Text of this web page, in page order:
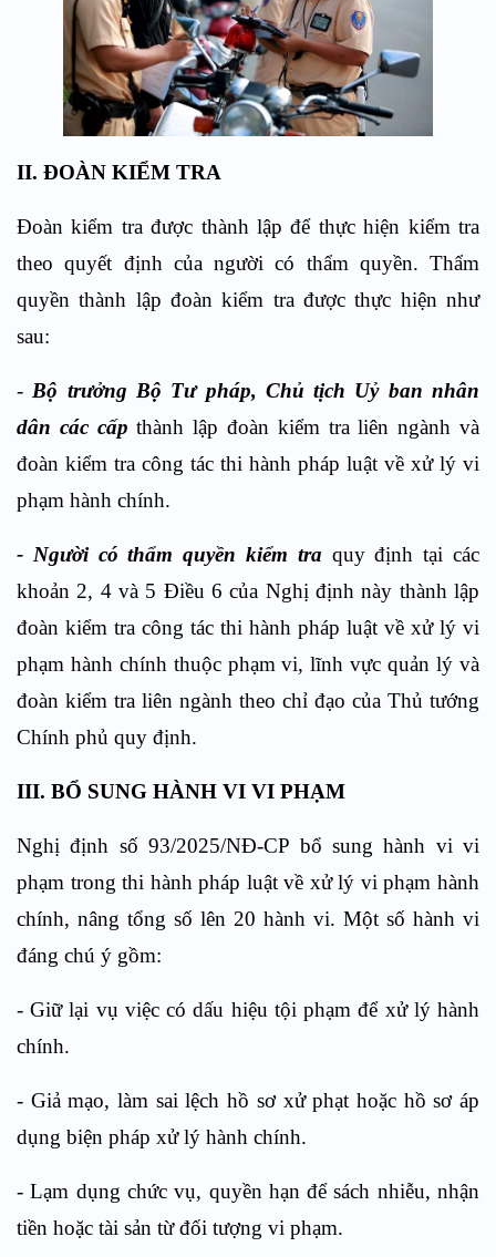
II. ĐOÀN KIỂM TRA
Đoàn kiểm tra được thành lập để thực hiện kiểm tra
theo quyết định của người có thẩm quyền. Thẩm
quyền thành lập đoàn kiểm tra được thực hiện như
sau:​
- Bộ trưởng Bộ Tư pháp, Chủ tịch Uỷ ban nhân
dân các cấpthành lập đoàn kiểm tra liên ngành và
đoàn kiểm tra công tác thi hành pháp luật về xử lý vi
phạm hành chính.​
- Người có thẩm quyền kiểm tra quy định tại các
khoản 2, 4 và 5 Điều 6 của Nghị định này thành lập
đoàn kiểm tra công tác thi hành pháp luật về xử lý vi
phạm hành chính thuộc phạm vi, lĩnh vực quản lý và
đoàn kiểm tra liên ngành theo chỉ đạo của Thủ tướng
Chính phủ quy định.
III. BỔ SUNG HÀNH VI VI PHẠM
Nghị định số 93/2025/NĐ-CP bổ sung hành vi vi
phạm trong thi hành pháp luật về xử lý vi phạm hành
chính, nâng tổng số lên 20 hành vi. Một số hành vi
đáng chú ý gồm:​
- Giữ lại vụ việc có dấu hiệu tội phạm để xử lý hành
chính.​
- Giả mạo, làm sai lệch hồ sơ xử phạt hoặc hồ sơ áp
dụng biện pháp xử lý hành chính.​
- Lạm dụng chức vụ, quyền hạn để sách nhiễu, nhận
tiền hoặc tài sản từ đối tượng vi phạm.​